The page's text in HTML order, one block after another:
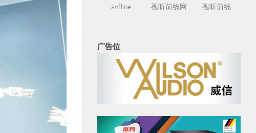
avfline 视听前线网 视听前线
广告位